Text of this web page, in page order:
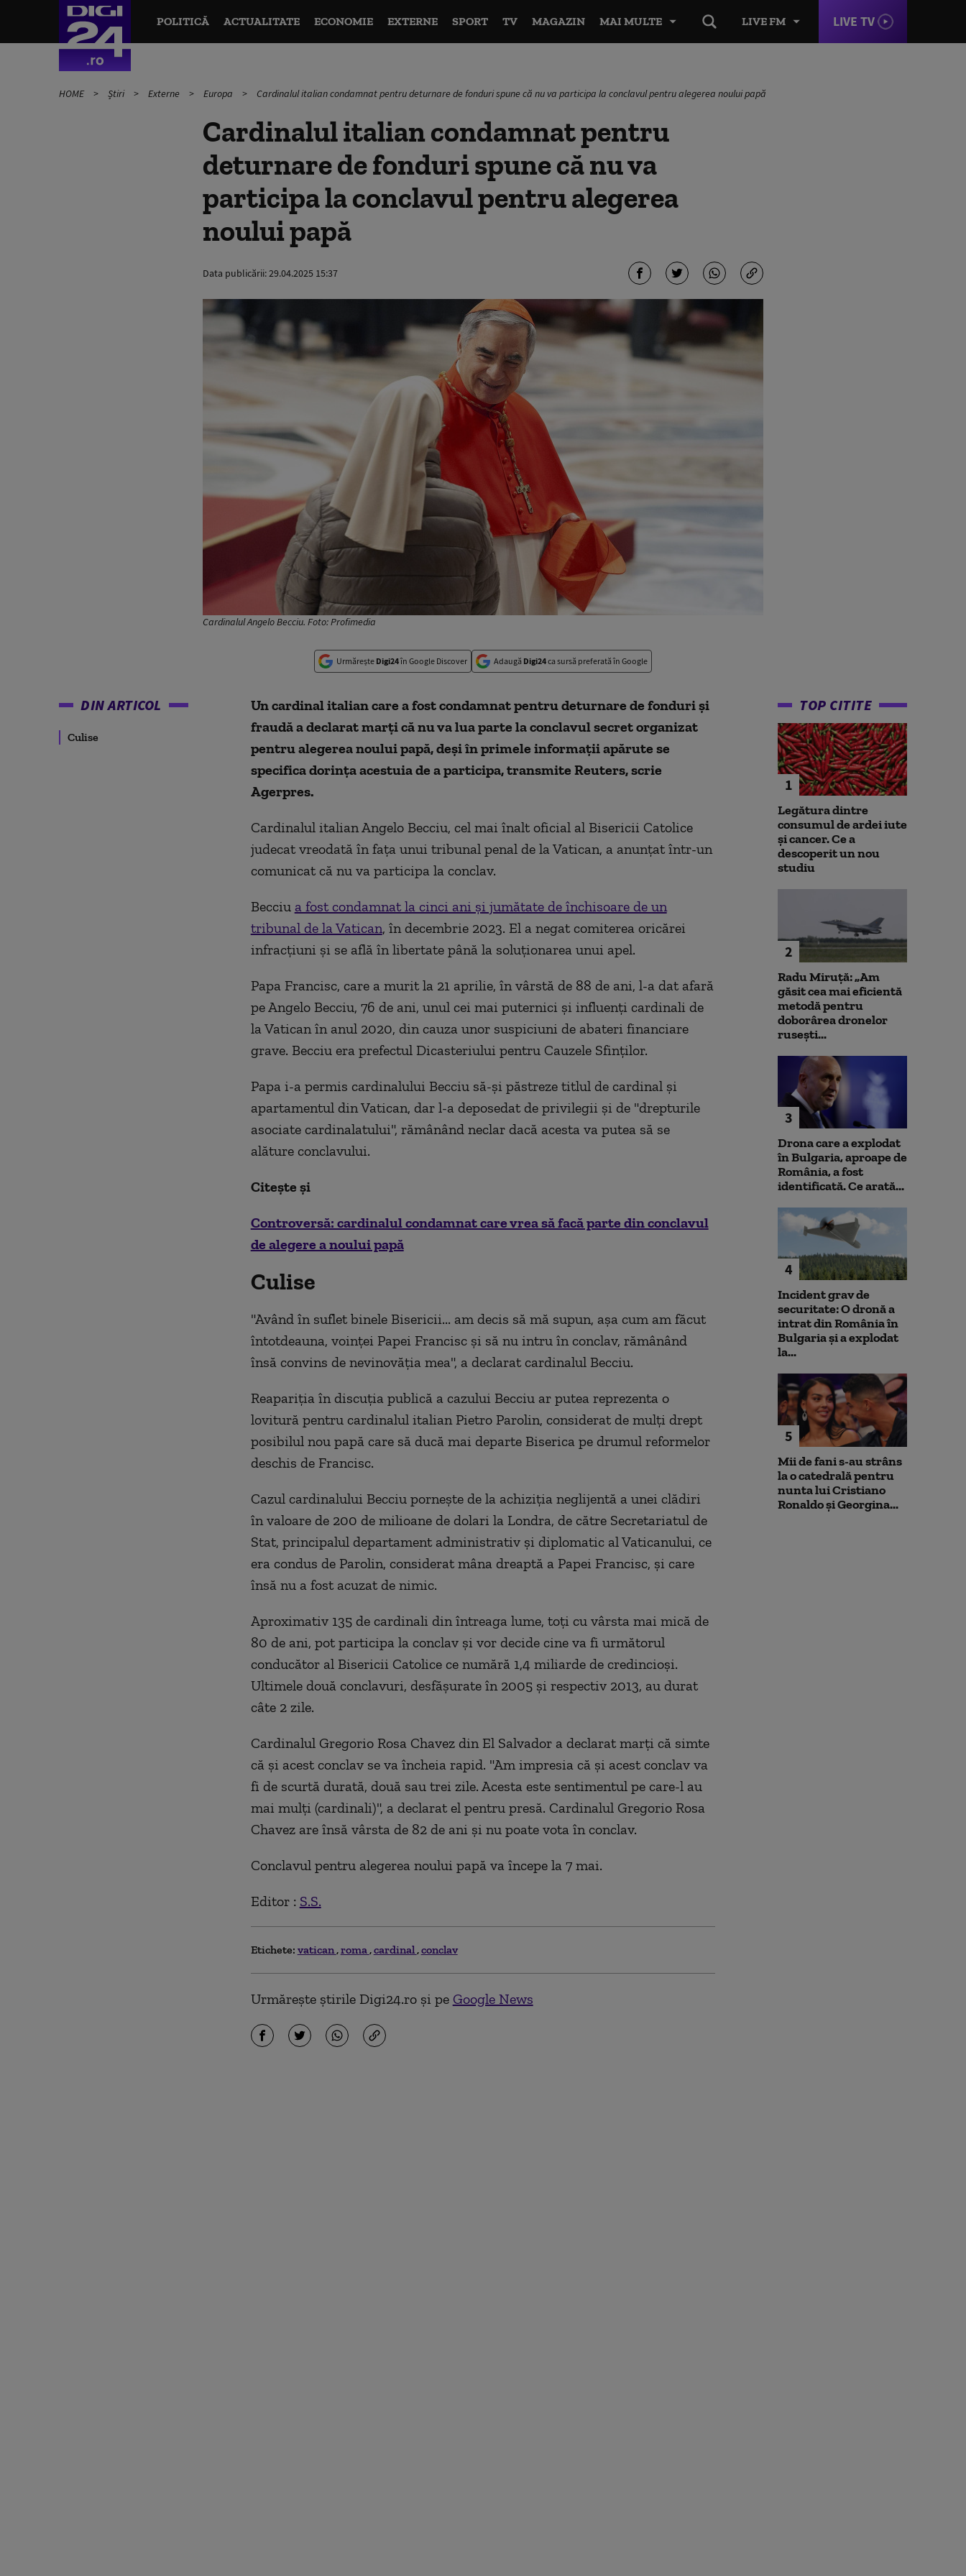
LIVE FM LIVE TV
POLITICĂ ACTUALITATE ECONOMIE EXTERNE SPORT TV MAGAZIN MAI MULTE
HOME Știri Externe Europa Cardinalul italian condamnat pentru deturnare de fonduri spune că nu va participa la conclavul pentru alegerea noului papă
Cardinalul italian condamnat pentru
deturnare de fonduri spune că nu va
participa la conclavul pentru alegerea
noului papă
Data publicării:29.04.2025 15:37
Cardinalul Angelo Becciu. Foto: Profimedia
Urmărește Digi24în Google Discover Adaugă Digi24ca sursă preferată în Google
DIN ARTICOL
Culise
Un cardinal italian care a fost condamnat pentru deturnare de fonduri şi
fraudă a declarat marţi că nu va lua parte la conclavul secret organizat
pentru alegerea noului papă, deși în primele informații apărute se
specifica dorința acestuia de a participa, transmite Reuters, scrie
Agerpres.
Cardinalul italian Angelo Becciu, cel mai înalt oficial al Bisericii Catolice
judecat vreodată în faţa unui tribunal penal de la Vatican, a anunţat într-un
comunicat că nu va participa la conclav.
Becciu a fost condamnat la cinci ani şi jumătate de închisoare de un
tribunal de la Vatican, în decembrie 2023. El a negat comiterea oricărei
infracţiuni şi se află în libertate până la soluţionarea unui apel.
Papa Francisc, care a murit la 21 aprilie, în vârstă de 88 de ani, l-a dat afară
pe Angelo Becciu, 76 de ani, unul cei mai puternici şi influenţi cardinali de
la Vatican în anul 2020, din cauza unor suspiciuni de abateri financiare
grave. Becciu era prefectul Dicasteriului pentru Cauzele Sfinţilor.
Papa i-a permis cardinalului Becciu să-şi păstreze titlul de cardinal şi
apartamentul din Vatican, dar l-a deposedat de privilegii şi de "drepturile
asociate cardinalatului", rămânând neclar dacă acesta va putea să se
alăture conclavului.
Citește și
Controversă: cardinalul condamnat care vrea să facă parte din conclavul
de alegere a noului papă
Culise
"Având în suflet binele Bisericii... am decis să mă supun, aşa cum am făcut
întotdeauna, voinţei Papei Francisc şi să nu intru în conclav, rămânând
însă convins de nevinovăţia mea", a declarat cardinalul Becciu.
Reapariţia în discuţia publică a cazului Becciu ar putea reprezenta o
lovitură pentru cardinalul italian Pietro Parolin, considerat de mulţi drept
posibilul nou papă care să ducă mai departe Biserica pe drumul reformelor
deschis de Francisc.
Cazul cardinalului Becciu porneşte de la achiziţia neglijentă a unei clădiri
în valoare de 200 de milioane de dolari la Londra, de către Secretariatul de
Stat, principalul departament administrativ şi diplomatic al Vaticanului, ce
era condus de Parolin, considerat mâna dreaptă a Papei Francisc, şi care
însă nu a fost acuzat de nimic.
Aproximativ 135 de cardinali din întreaga lume, toţi cu vârsta mai mică de
80 de ani, pot participa la conclav şi vor decide cine va fi următorul
conducător al Bisericii Catolice ce numără 1,4 miliarde de credincioşi.
Ultimele două conclavuri, desfăşurate în 2005 şi respectiv 2013, au durat
câte 2 zile.
Cardinalul Gregorio Rosa Chavez din El Salvador a declarat marţi că simte
că şi acest conclav se va încheia rapid. "Am impresia că şi acest conclav va
fi de scurtă durată, două sau trei zile. Acesta este sentimentul pe care-l au
mai mulţi (cardinali)", a declarat el pentru presă. Cardinalul Gregorio Rosa
Chavez are însă vârsta de 82 de ani şi nu poate vota în conclav.
Conclavul pentru alegerea noului papă va începe la 7 mai.
Editor : S.S.
Etichete: vatican roma cardinal conclav
Urmărește știrile Digi24.ro și pe Google News
TOP CITITE
1
Legătura dintre
consumul de ardei iute
și cancer. Ce a
descoperit un nou
studiu
2
Radu Miruță: „Am
găsit cea mai eficientă
metodă pentru
doborârea dronelor
rusești...
3
Drona care a explodat
în Bulgaria, aproape de
România, a fost
identificată. Ce arată...
4
Incident grav de
securitate: O dronă a
intrat din România în
Bulgaria şi a explodat
la...
5
Mii de fani s-au strâns
la o catedrală pentru
nunta lui Cristiano
Ronaldo şi Georgina...